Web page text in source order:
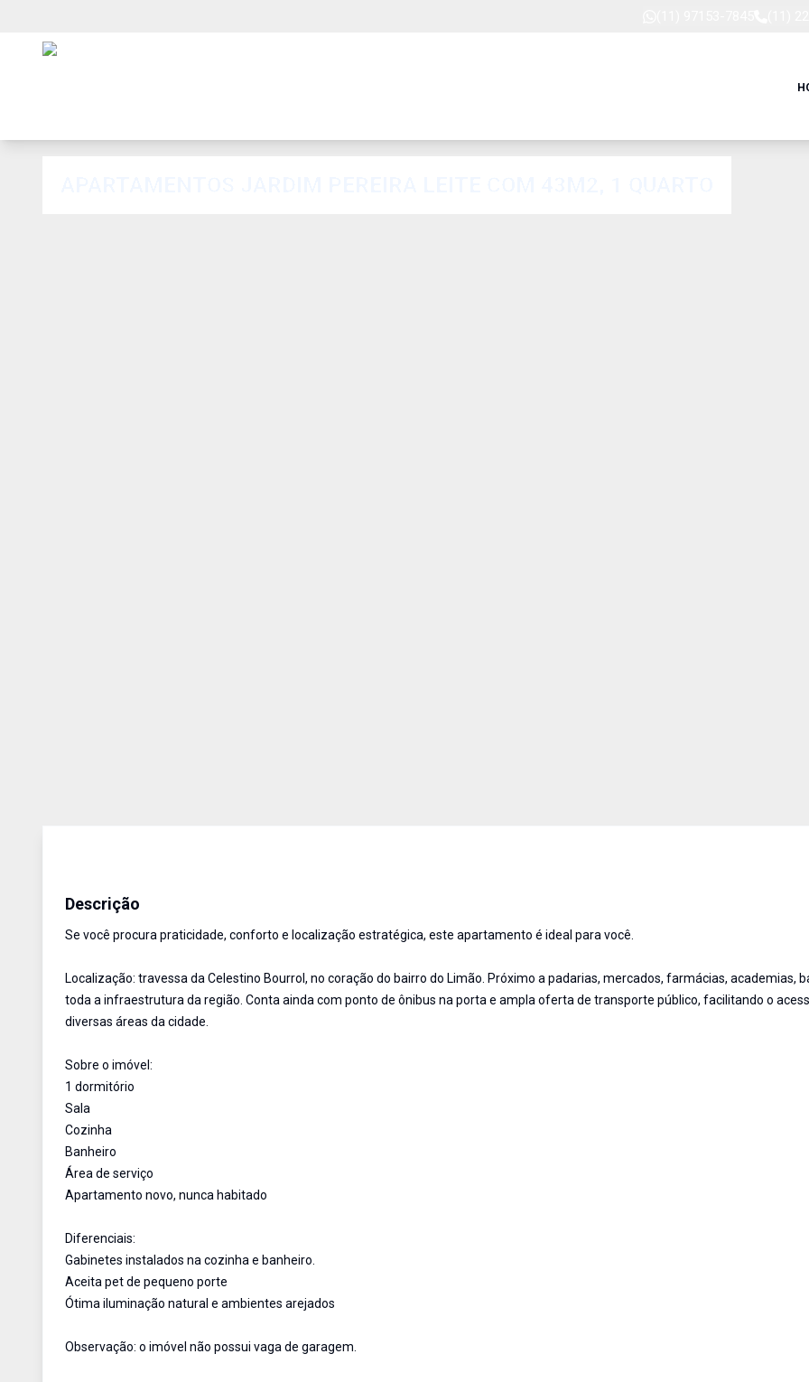
Descrição
Se você procura praticidade, conforto e localização estratégica, este apartamento é ideal para você.
Localização: travessa da Celestino Bourrol, no coração do bairro do Limão. Próximo a padarias, mercados, farmácias, academias,
toda a infraestrutura da região. Conta ainda com ponto de ônibus na porta e ampla oferta de transporte público, facilitando o
diversas áreas da cidade.
Sobre o imóvel:
1 dormitório
Sala
Cozinha
Banheiro
Área de serviço
Apartamento novo, nunca habitado
Diferenciais:
Gabinetes instalados na cozinha e banheiro.
Aceita pet de pequeno porte
Ótima iluminação natural e ambientes arejados
Observação: o imóvel não possui vaga de garagem.